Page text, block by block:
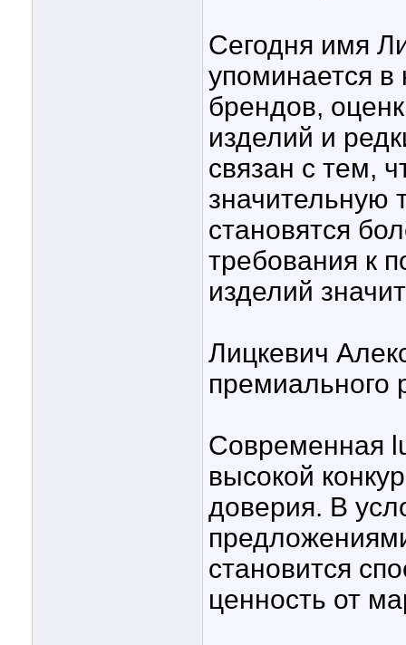
Сегодня имя
упоминается в
брендов,
изделий и
связан с тем,
значительную
становятся
требования к
изделий
Лицкевич
премиального
Современная
высокой
доверия. В
становится
ценность от